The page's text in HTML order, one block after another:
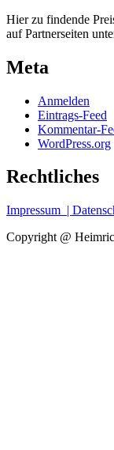
Hier zu findende
auf Partnerseiten
Meta
Anmelden
Eintrags-Feed
Kommentar-
WordPress.org
Rechtliches
Impressum |
Copyright @